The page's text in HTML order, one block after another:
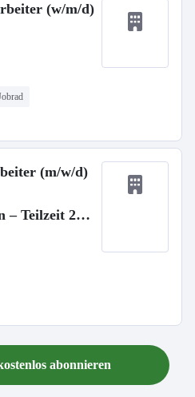
(w/m/d)
(m/w/d)
– Teilzeit 20-
abonnieren